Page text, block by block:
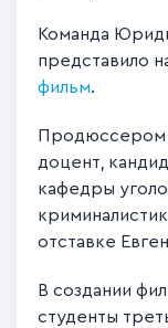
Команда
представило
фильм.
Продюссером
доцент,
кафедры
отставке
В создании
студенты